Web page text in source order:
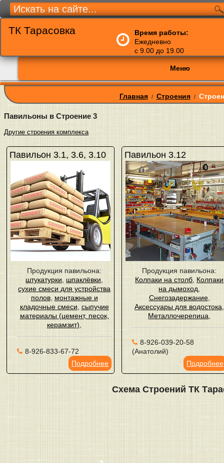
ТК Тарасовка
Время работы:
Ежедневно
с 9.00 до 19.00
Меню
Главная / Строения /
Павильоны в Строение 3
Другие строения комплекса
Павильон 3.1, 3.6, 3.10
Продукция павильона:
штукатурки, шпаклёвки,
сухие смеси для устройства
полов, монтажные и
кладочные смеси, сыпучие
материалы (цемент, песок,
керамзит),
8-926-833-67-72
Подробнее
Павильон 3.12
Продукция павильона:
Колпаки на столб, Колпаки
на дымоход,
Снегозадержание,
Аксессуары для водостока,
Металлочерепица,
8-926-039-20-58
(Анатолий)
Подробнее
Схема Строений ТК